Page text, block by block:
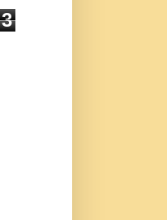
3